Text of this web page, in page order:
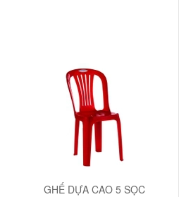
GHẾ DỰA CAO 5 SỌC